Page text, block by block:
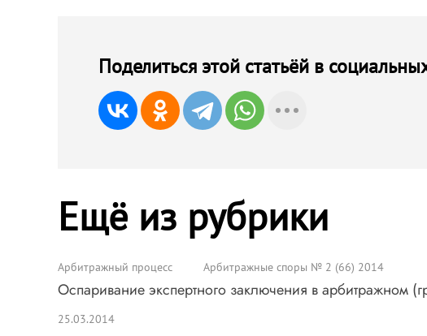
Поделиться этой статьёй в
Ещё из рубрики
Арбитражный процесс Арбитражные споры № 2 (66) 2014
Оспаривание экспертного заключения в арбитражном
25.03.2014